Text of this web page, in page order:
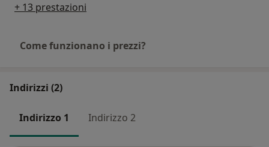
+ 13 prestazioni
Come funzionano i prezzi?
Indirizzi (2)
Indirizzo 1 Indirizzo 2